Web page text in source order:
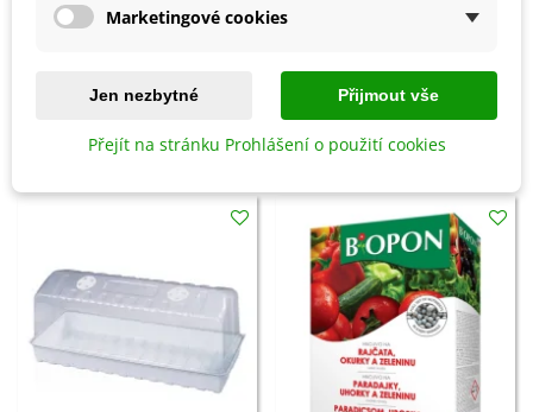
Detaily produktu
SOUVISEJÍCÍ PRODUKTY
Marketingové cookies
Jen nezbytné Přijmout vše
Přejít na stránku Prohlášení o použití cookies